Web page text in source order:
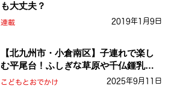
も大丈夫？
連載 2019年1月9日
【北九州市・小倉南区】子連れで楽し
む平尾台！ふしぎな草原や千仏鍾乳洞
を探検しよう！
こどもとおでかけ 2025年9月11日